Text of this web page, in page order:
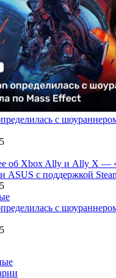
с
об Xbox Ally и Ally X —
ASUS с поддержкой
с